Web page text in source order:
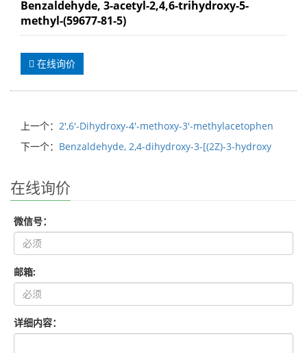
Benzaldehyde, 3-acetyl-2,4,6-trihydroxy-5-
methyl-(59677-81-5)
在线询价
上一个： 2',6'-Dihydroxy-4'-methoxy-3'-methylacetophen
下一个： Benzaldehyde, 2,4-dihydroxy-3-[(2Z)-3-hydroxy
在线询价
微信号：
邮箱:
详细内容：